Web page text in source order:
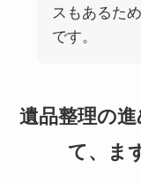
スもあるた
です。
遺品整理の
て、ま